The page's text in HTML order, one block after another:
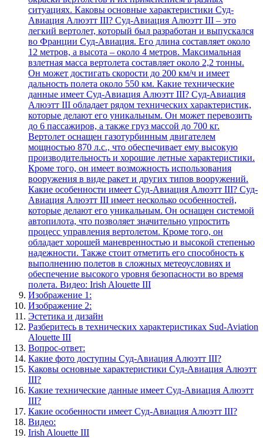
ситуациях. Каковы основные характеристики Суд-
Авиация Алюэтт III? Суд-Авиация Алюэтт III – это
легкий вертолет, который был разработан и выпускался
во Франции Суд-Авиация. Его длина составляет около
12 метров, а высота – около 4 метров. Максимальная
взлетная масса вертолета составляет около 2,2 тонны.
Он может достигать скорости до 200 км/ч и имеет
дальность полета около 550 км. Какие технические
данные имеет Суд-Авиация Алюэтт III? Суд-Авиация
Алюэтт III обладает рядом технических характеристик,
которые делают его уникальным. Он может перевозить
до 6 пассажиров, а также груз массой до 700 кг.
Вертолет оснащен газотурбинным двигателем
мощностью 870 л.с., что обеспечивает ему высокую
производительность и хорошие летные характеристики.
Кроме того, он имеет возможность использования
вооружения в виде ракет и других типов вооружений.
Какие особенности имеет Суд-Авиация Алюэтт III? Суд-
Авиация Алюэтт III имеет несколько особенностей,
которые делают его уникальным. Он оснащен системой
автопилота, что позволяет значительно упростить
процесс управления вертолетом. Кроме того, он
обладает хорошей маневренностью и высокой степенью
надежности. Также стоит отметить его способность к
выполнению полетов в сложных метеоусловиях и
обеспечение высокого уровня безопасности во время
полета. Видео: Irish Alouette III
Изображение 1:
Изображение 2:
Эстетика и дизайн
Разберитесь в технических характеристиках Sud-Aviation
Alouette III
Вопрос-ответ:
Какие фото доступны Суд-Авиация Алюэтт III?
Каковы основные характеристики Суд-Авиация Алюэтт
III?
Какие технические данные имеет Суд-Авиация Алюэтт
III?
Какие особенности имеет Суд-Авиация Алюэтт III?
Видео:
Irish Alouette III